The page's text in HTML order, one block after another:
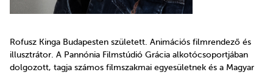
Rofusz Kinga Budapesten született. Animációs filmrendező és
illusztrátor. A Pannónia Filmstúdió Grácia alkotócsoportjában
dolgozott, tagja számos filmszakmai egyesületnek és a Magyar